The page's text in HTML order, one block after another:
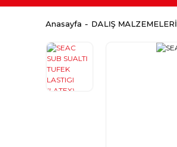
Anasayfa DALIŞ MALZEMELERİ